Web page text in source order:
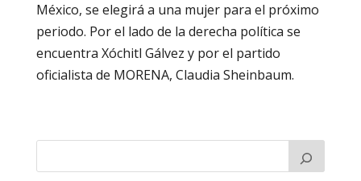
México, se elegirá a una mujer para el próximo
periodo. Por el lado de la derecha política se
encuentra Xóchitl Gálvez y por el partido
oficialista de MORENA, Claudia Sheinbaum.